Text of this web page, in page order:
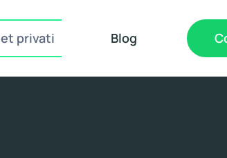
privati Blog